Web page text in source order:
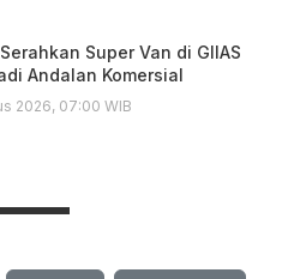
Super Van di GIIAS
Andalan Komersial
2026, 07:00 WIB